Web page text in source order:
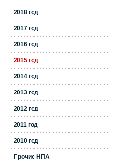
2018 год
2017 год
2016 год
2015 год
2014 год
2013 год
2012 год
2011 год
2010 год
Прочие НПА